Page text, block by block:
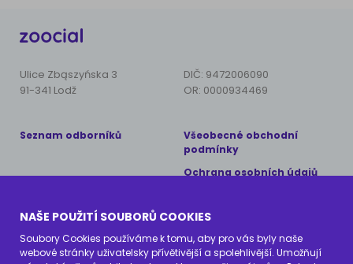
Ulice Zbąszyńska 3
91-341 Lodž
DIČ: 9472006090
OR: 0000934469
Seznam odborníků
Všeobecné obchodní
podmínky
Ochrana osobních údajů
Copyright © 2024 AnimalCare
Všechna práva vyhrazena
NAŠE POUŽITÍ SOUBORŮ COOKIES
Soubory Cookies používáme k tomu, aby pro vás byly naše
webové stránky uživatelsky přívětivější a spolehlivější. Umožňují